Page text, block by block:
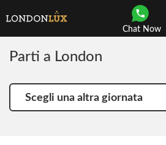
Chat Now
Parti a London
Scegli